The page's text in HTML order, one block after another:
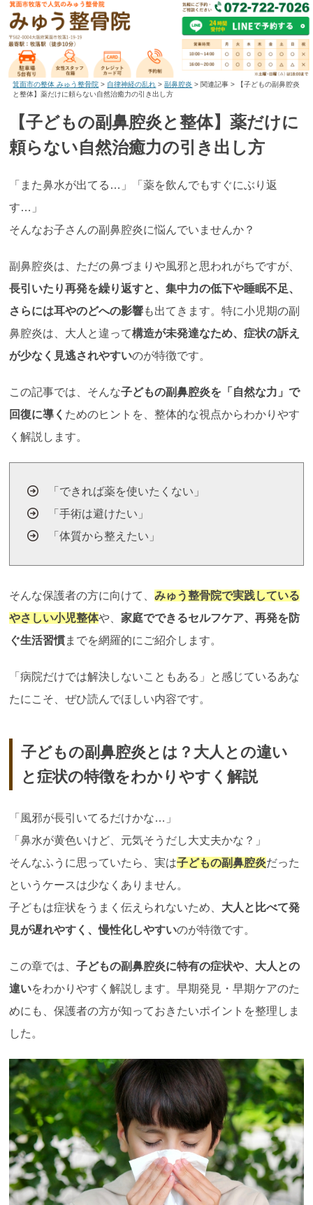
箕面市の整体 みゅう整骨院 > 自律神経の乱れ >副鼻腔炎 > 関連記事 >
【子どもの副鼻腔炎
と整体】薬だけに頼らない自然治癒力の引き出し方
【子どもの副鼻腔炎と整体】薬だけに
頼らない自然治癒力の引き出し方
「また鼻水が出てる…」「薬を飲んでもすぐにぶり返
す…」
そんなお子さんの副鼻腔炎に悩んでいませんか？
副鼻腔炎は、ただの鼻づまりや風邪と思われがちですが、
長引いたり再発を繰り返すと、集中力の低下や睡眠不足、
さらには耳やのどへの影響も出てきます。特に小児期の副
鼻腔炎は、大人と違って構造が未発達なため、症状の訴え
が少なく見逃されやすいのが特徴です。
この記事では、そんな子どもの副鼻腔炎を「自然な力」で
回復に導く ためのヒントを、整体的な視点からわかりやす
く解説します。
「できれば薬を使いたくない」
「手術は避けたい」
「体質から整えたい」
そんな保護者の方に向けて、みゅう整骨院で実践している
やさしい小児整体や、家庭でできるセルフケア、再発を防
ぐ生活習慣までを網羅的にご紹介します。
「病院だけでは解決しないこともある」と感じているあな
たにこそ、ぜひ読んでほしい内容です。
子どもの副鼻腔炎とは？大人との違い
と症状の特徴をわかりやすく解説
「風邪が長引いてるだけかな…」
「鼻水が黄色いけど、元気そうだし大丈夫かな？」
そんなふうに思っていたら、実は子どもの副鼻腔炎だった
というケースは少なくありません。
子どもは症状をうまく伝えられないため、 大人と比べて発
見が遅れやすく、慢性化しやすいのが特徴です。
この章では、子どもの副鼻腔炎に特有の症状や、大人との
違いをわかりやすく解説します。早期発見・早期ケアのた
めにも、保護者の方が知っておきたいポイントを整理しま
した。